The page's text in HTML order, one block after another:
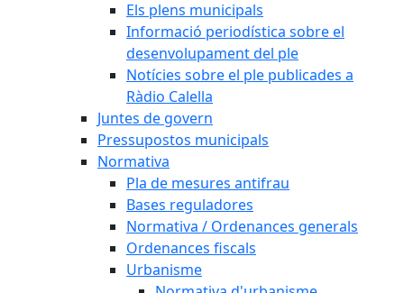
Els plens municipals
Informació periodística sobre el
desenvolupament del ple
Notícies sobre el ple publicades a
Ràdio Calella
Juntes de govern
Pressupostos municipals
Normativa
Pla de mesures antifrau
Bases reguladores
Normativa / Ordenances generals
Ordenances fiscals
Urbanisme